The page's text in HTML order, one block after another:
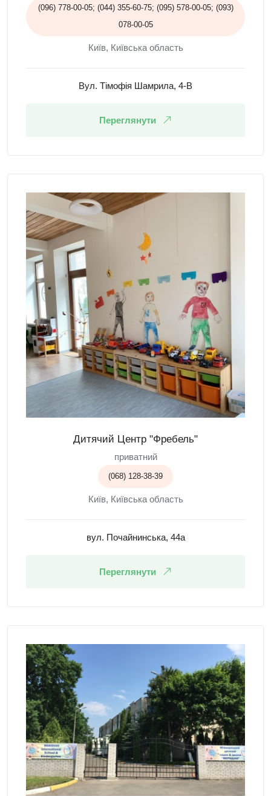
(096) 778-00-05; (044) 355-60-75; (095) 578-00-05; (093)
078-00-05
Київ, Київська область
Вул. Тiмофiя Шамрила, 4-В
Переглянути
Дитячий Центр "Фребель"
приватний
(068) 128-38-39
Київ, Київська область
вул. Почайнинська, 44а
Переглянути